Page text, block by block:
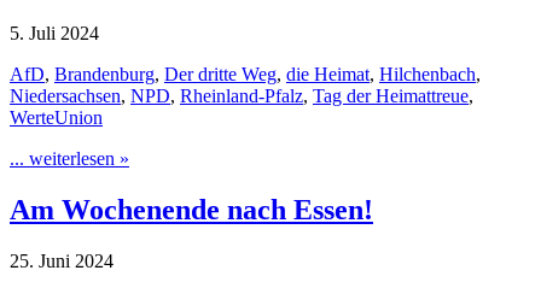
5. Juli 2024
AfD, Brandenburg, Der dritte Weg, die Heimat, Hilchenbach,
Niedersachsen, NPD, Rheinland-Pfalz, Tag der Heimattreue,
WerteUnion
... weiterlesen »
Am Wochenende nach Essen!
25. Juni 2024